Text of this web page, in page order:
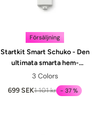
Försäljning
Startkit Smart Schuko - Den
ultimata smarta hem-
lösningen
3 Colors
699 SEK1 101 kr - 37 %